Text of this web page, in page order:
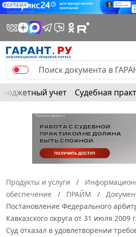
РЕКЛАМА
Бюджетный учет Судебная
Продукты и услуги
обеспечение
ПРАЙМ
Постановление Федерального
Кавказского округа от 31 июля 2009
Суд отказал в удовлетворении